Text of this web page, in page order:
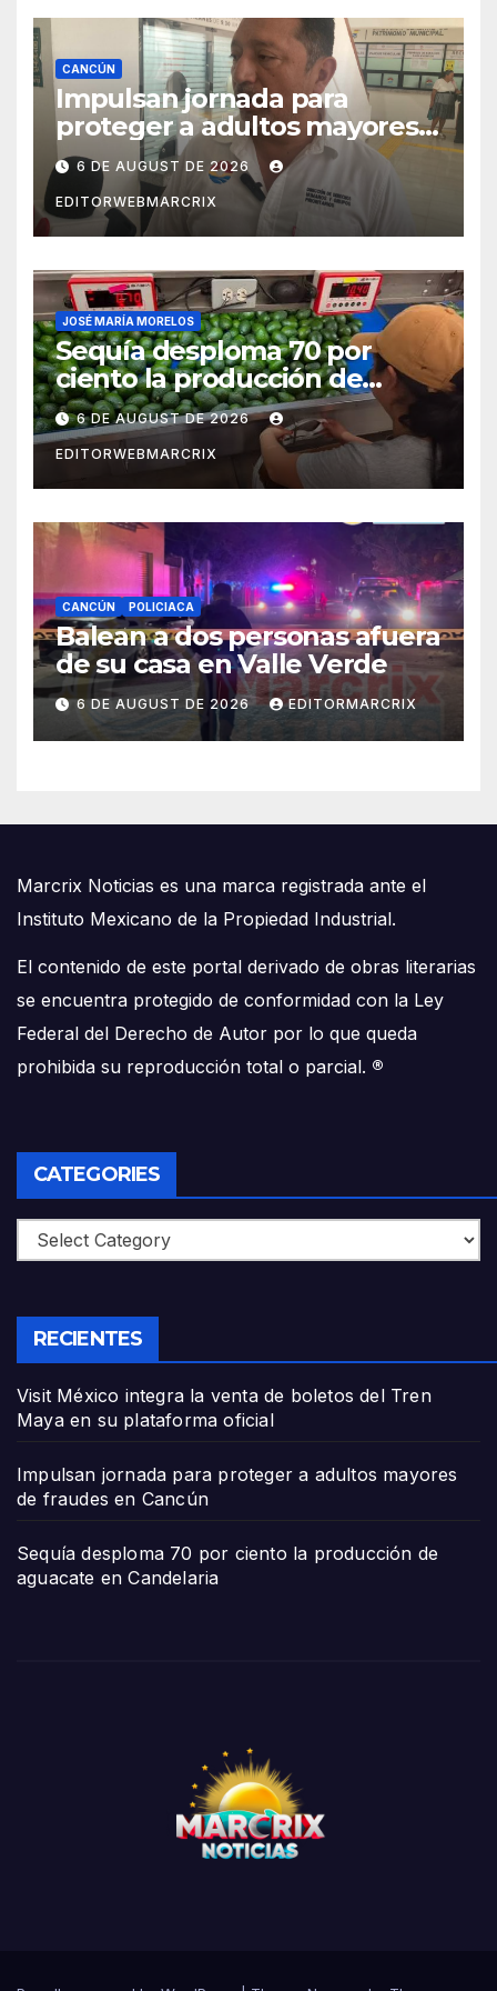
CANCÚN
Impulsan jornada para
proteger a adultos mayores
de fraudes en Cancún
6 DE AUGUST DE 2026
EDITORWEBMARCRIX
JOSÉ MARÍA MORELOS
Sequía desploma 70 por
ciento la producción de
aguacate en Candelaria
6 DE AUGUST DE 2026
EDITORWEBMARCRIX
CANCÚN POLICIACA
Balean a dos personas afuera
de su casa en Valle Verde
6 DE AUGUST DE 2026 EDITORMARCRIX
Marcrix Noticias es una marca registrada ante el
Instituto Mexicano de la Propiedad Industrial.
El contenido de este portal derivado de obras literarias
se encuentra protegido de conformidad con la Ley
Federal del Derecho de Autor por lo que queda
prohibida su reproducción total o parcial. ®
CATEGORIES
Categories
RECIENTES
Visit México integra la venta de boletos del Tren
Maya en su plataforma oficial
Impulsan jornada para proteger a adultos mayores
de fraudes en Cancún
Sequía desploma 70 por ciento la producción de
aguacate en Candelaria